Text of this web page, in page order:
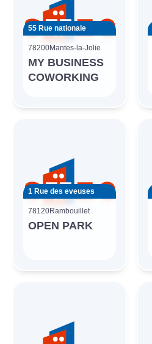
55 Rue nationale
78200Mantes-la-Jolie
MY BUSINESS
COWORKING
1 Rue des eveuses
78120Rambouillet
OPEN PARK